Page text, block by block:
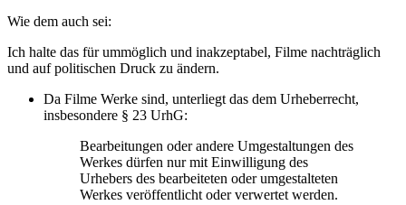
Wie dem auch sei:
Ich halte das für ummöglich und inakzeptabel, Filme nachträglich
und auf politischen Druck zu ändern.
Da Filme Werke sind, unterliegt das dem Urheberrecht,
insbesondere § 23 UrhG:
Bearbeitungen oder andere Umgestaltungen des
Werkes dürfen nur mit Einwilligung des
Urhebers des bearbeiteten oder umgestalteten
Werkes veröffentlicht oder verwertet werden.